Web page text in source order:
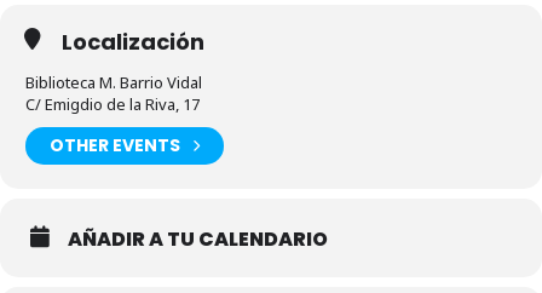
Localización
Biblioteca M. Barrio Vidal
C/ Emigdio de la Riva, 17
OTHER EVENTS
AÑADIR A TU CALENDARIO